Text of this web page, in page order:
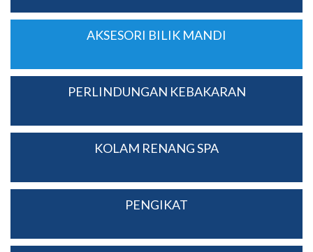
AKSESORI BILIK MANDI
PERLINDUNGAN KEBAKARAN
KOLAM RENANG SPA
PENGIKAT